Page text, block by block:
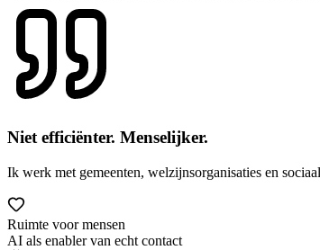
Niet efficiënter. Menselijker.
Ik werk met gemeenten, welzijnsorganisaties en
Ruimte voor mensen
AI als enabler van echt contact